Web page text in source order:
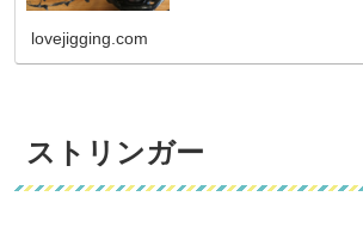
lovejigging.com
ストリンガー